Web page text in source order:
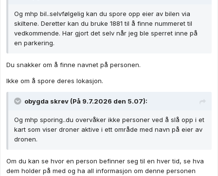
Og mhp bil..selvfølgelig kan du spore opp eier av bilen via
skiltene. Deretter kan du bruke 1881 til å finne nummeret til
vedkommende. Har gjort det selv når jeg ble sperret inne på
en parkering.
Du snakker om å finne navnet på personen.
Ikke om å spore deres lokasjon.
obygda skrev (På 9.7.2026 den 5.07):
Og mhp sporing..du overvåker ikke personer ved å slå opp i et
kart som viser droner aktive i ett område med navn på eier av
dronen.
Om du kan se hvor en person befinner seg til en hver tid, se hva
dem holder på med og ha all informasjon om denne personen